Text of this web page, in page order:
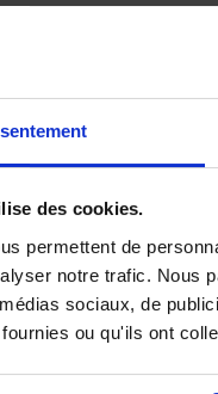
des cookies.
permettent de
notre trafic. Nous
sociaux, de
ou qu'ils ont